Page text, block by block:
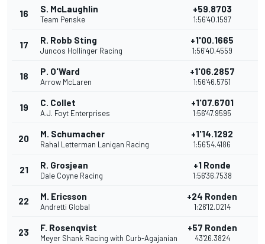
16 S. McLaughlin
Team Penske
+59.8703
1:56'40.1597
17 R. Robb Sting
Juncos Hollinger Racing
+1'00.1665
1:56'40.4559
18 P. O'Ward
Arrow McLaren
+1'06.2857
1:56'46.5751
19 C. Collet
A.J. Foyt Enterprises
+1'07.6701
1:56'47.9595
20 M. Schumacher
Rahal Letterman Lanigan Racing
+1'14.1292
1:56'54.4186
21 R. Grosjean
Dale Coyne Racing
+1 Ronde
1:56'36.7538
22 M. Ericsson
Andretti Global
+24 Ronden
1:26'12.0214
23 F. Rosenqvist
Meyer Shank Racing with Curb-Agajanian
+57 Ronden
43'26.3824